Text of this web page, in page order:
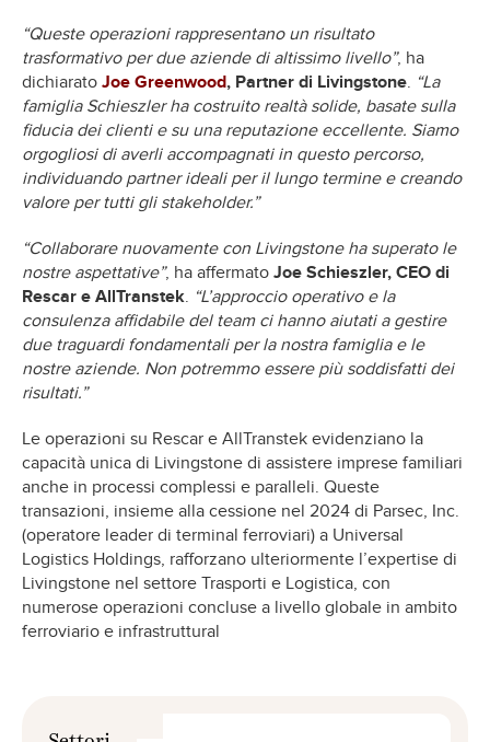
“Queste operazioni rappresentano un risultato
trasformativo per due aziende di altissimo livello”, ha
dichiarato Joe Greenwood, Partner di Livingstone. “La
famiglia Schieszler ha costruito realtà solide, basate sulla
fiducia dei clienti e su una reputazione eccellente. Siamo
orgogliosi di averli accompagnati in questo percorso,
individuando partner ideali per il lungo termine e creando
valore per tutti gli stakeholder.”
“Collaborare nuovamente con Livingstone ha superato le
nostre aspettative”, ha affermato Joe Schieszler, CEO di
Rescar e AllTranstek. “L’approccio operativo e la
consulenza affidabile del team ci hanno aiutati a gestire
due traguardi fondamentali per la nostra famiglia e le
nostre aziende. Non potremmo essere più soddisfatti dei
risultati.”
Le operazioni su Rescar e AllTranstek evidenziano la
capacità unica di Livingstone di assistere imprese familiari
anche in processi complessi e paralleli. Queste
transazioni, insieme alla cessione nel 2024 di Parsec, Inc.
(operatore leader di terminal ferroviari) a Universal
Logistics Holdings, rafforzano ulteriormente l’expertise di
Livingstone nel settore Trasporti e Logistica, con
numerose operazioni concluse a livello globale in ambito
ferroviario e infrastruttural
Settori